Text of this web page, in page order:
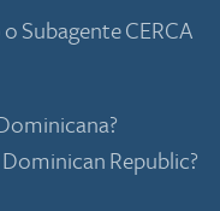
Subagente CERCA
Republic?